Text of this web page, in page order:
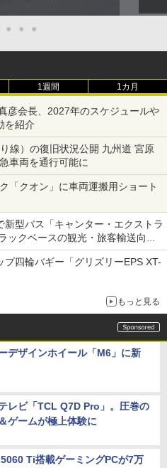
● ● ●
1週間 1カ月
彦会長、2027年のスケジュールや
を紹介
線）の復旧状況公開 九州道 宮原
車両を通行可能に
「クオン」に車両運搬用ショート
型バス「キャンター・エクストラ
ックベースの観光・旅客輸送向け
四輪バギー「グリズリーEPS XT-
もっと見る
デザインホイール「M6」に新
レビ「TCL Q7D Pro」。圧巻の
ゲームが極上体験に
Ti搭載ゲーミングPCが7万